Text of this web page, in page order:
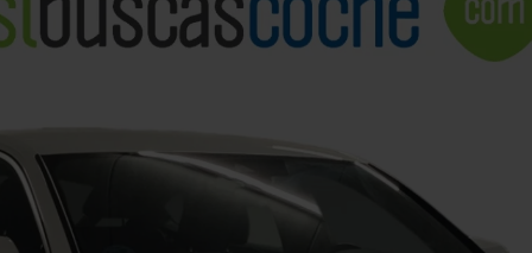
Compramos tu coche. Pago inmediato.